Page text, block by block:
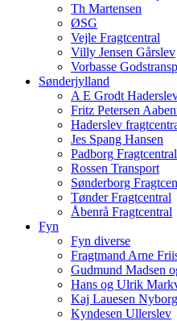
Th Martensen
ØSG
Vejle Fragtcentral
Villy Jensen Gårslev
Vorbasse
Sønderjylland
A E Grodt
Fritz Petersen
Haderslev
Jes Spang Hansen
Padborg Fragtcentral
Rossen Transport
Sønderborg
Tønder Fragtcentral
Åbenrå Fragtcentral
Fyn
Fyn diverse
Fragtmand Arne
Gudmund Madsen
Hans og Ulrik
Kaj Lauesen Nyborg
Kyndesen Ullerslev